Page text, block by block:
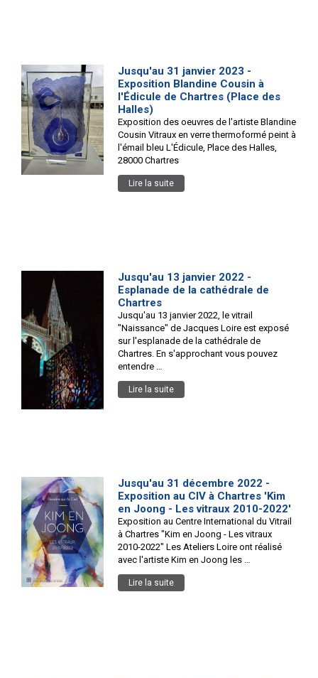
Jusqu'au 31 janvier 2023 -
Exposition Blandine Cousin à
l'Édicule de Chartres (Place des
Halles)
Exposition des oeuvres de l'artiste Blandine
Cousin Vitraux en verre thermoformé peint à
l'émail bleu L'Édicule, Place des Halles,
28000 Chartres
Lire la suite
Jusqu'au 13 janvier 2022 -
Esplanade de la cathédrale de
Chartres
Jusqu'au 13 janvier 2022, le vitrail
"Naissance" de Jacques Loire est exposé
sur l'esplanade de la cathédrale de
Chartres. En s'approchant vous pouvez
entendre …
Lire la suite
Jusqu'au 31 décembre 2022 -
Exposition au CIV à Chartres 'Kim
en Joong - Les vitraux 2010-2022'
Exposition au Centre International du Vitrail
à Chartres "Kim en Joong - Les vitraux
2010-2022" Les Ateliers Loire ont réalisé
avec l'artiste Kim en Joong les …
Lire la suite